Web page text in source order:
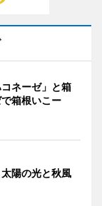
ネーゼ」と箱
箱根いこー
陽の光と秋風